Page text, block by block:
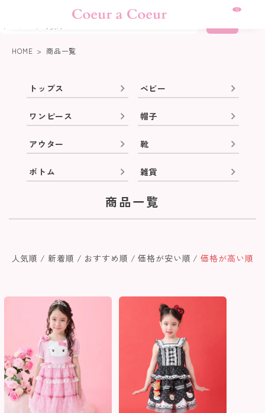
0
HOME 商品一覧
トップス ベビー
ワンピース 帽子
アウター 靴
ボトム 雑貨
商品一覧
人気順 新着順 おすすめ順 価格が安い順 価格が高い順